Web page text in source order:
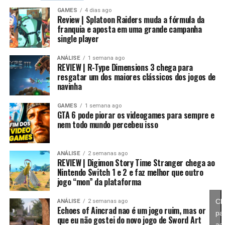
Essa mudança também pode representar um passo
importante para o futuro da franquia. Durante muitos
anos, Splatoon foi visto principalmente como um jogo
competitivo, mas Splatoon Raiders mostra que existe
espaço para expandir esse universo com uma campanha
mais ambiciosa e cheia de conteúdo. Caso a recepção dos
jogadores seja positiva, é bem possível que a Nintendo
continue investindo nesse formato e transforme o modo
história em um dos pilares da série daqui para frente.
No fim das contas, fica a sensação de que Splatoon
Raiders funciona como um grande laboratório para o
futuro da franquia. A Nintendo parece estar testando
novas mecânicas, um mundo mais aberto, sistemas de
progressão e uma campanha muito mais ambiciosa para
gerações de jogadores.
GAMES 4 dias ago
Review | Splatoon Raiders muda a fórmula da
franquia e aposta em uma grande campanha
single player
ANÁLISE 1 semana ago
REVIEW | R-Type Dimensions 3 chega para
resgatar um dos maiores clássicos dos jogos de
navinha
GAMES 1 semana ago
GTA 6 pode piorar os videogames para sempre e
nem todo mundo percebeu isso
ANÁLISE 2 semanas ago
REVIEW | Digimon Story Time Stranger chega ao
Nintendo Switch 1 e 2 e faz melhor que outro
jogo “mon” da plataforma
ANÁLISE 2 semanas ago
Echoes of Aincrad nao é um jogo ruim, mas or
que eu não gostei do novo jogo de Sword Art